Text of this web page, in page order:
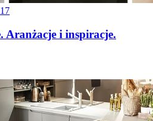
Aranżacje i inspiracje.